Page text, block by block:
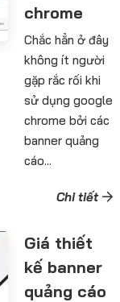
chrome
Chắc hẳn ở đây
không ít người
gặp rắc rối khi
sử dụng google
chrome bởi các
banner quảng
cáo...
Chi tiết
Giá thiết
kế banner
quảng cáo